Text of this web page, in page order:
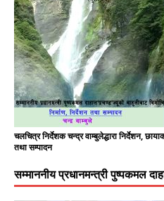
चलचित्र निर्देशक चन्द्र वाम्बुलेद्धारा निर्देशन,
तथा सम्पादन
सम्माननीय प्रधानमन्त्री पुष्पकमल